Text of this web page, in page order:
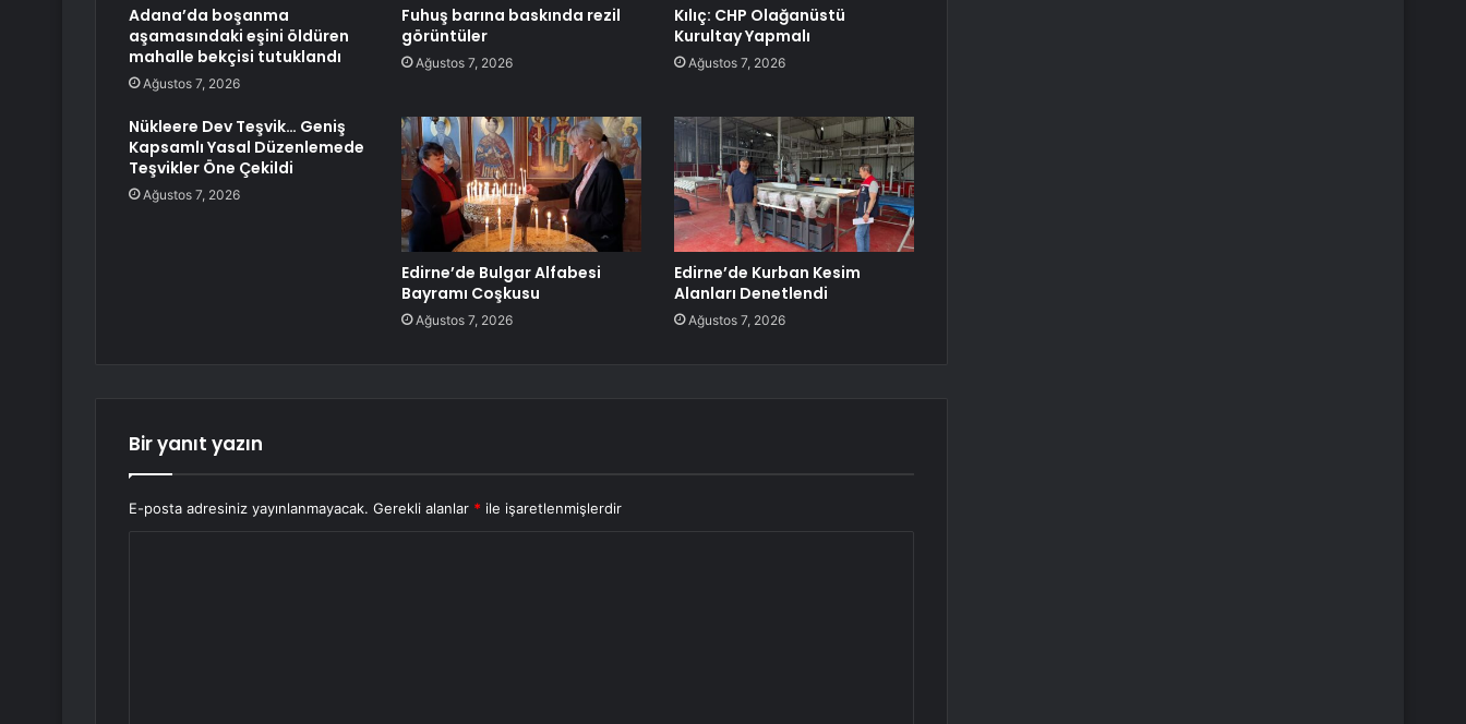
Adana’da boşanma
aşamasındaki eşini öldüren
mahalle bekçisi tutuklandı
Ağustos 7, 2026
Fuhuş barına baskında rezil
görüntüler
Ağustos 7, 2026
Kılıç: CHP Olağanüstü
Kurultay Yapmalı
Ağustos 7, 2026
Nükleere Dev Teşvik… Geniş
Kapsamlı Yasal Düzenlemede
Teşvikler Öne Çekildi
Ağustos 7, 2026
Edirne’de Bulgar Alfabesi
Bayramı Coşkusu
Ağustos 7, 2026
Edirne’de Kurban Kesim
Alanları Denetlendi
Ağustos 7, 2026
Bir yanıt yazın
E-posta adresiniz yayınlanmayacak. Gerekli alanlar * ile işaretlenmişlerdir